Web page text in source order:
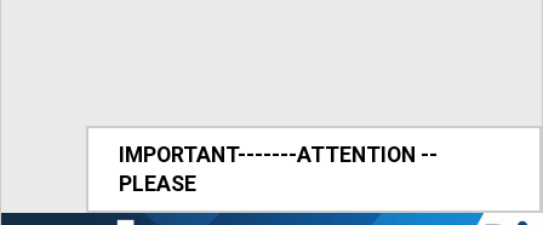
IMPORTANT-------ATTENTION --
PLEASE